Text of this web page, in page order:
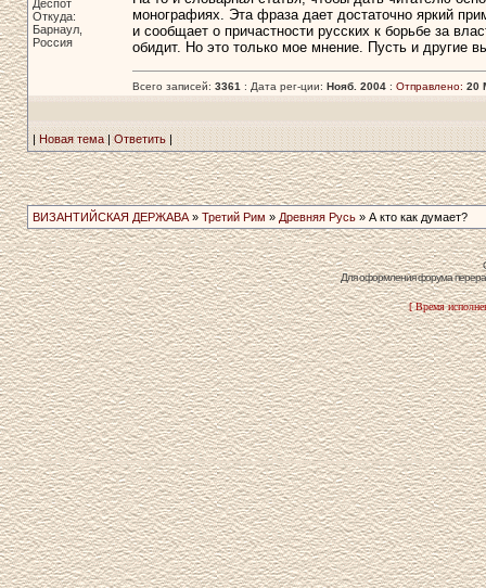
Деспот
Откуда:
Барнаул,
Россия
монографиях. Эта фраза дает достаточно яркий
и сообщает о причастности русских к борьбе за
обидит. Но это только мое мнение. Пусть и другие
Всего записей: 3361 : Дата рег-ции: Нояб. 2004: Отправлено: 20
| Новая тема|Ответить|
ВИЗАНТИЙСКАЯ ДЕРЖАВА» Третий Рим » Древняя Русь» А кто как думает?
Для оформления форума
[ Время